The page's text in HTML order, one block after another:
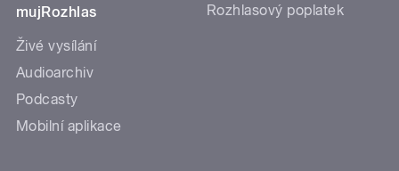
mujRozhlas
Živé vysílání
Audioarchiv
Podcasty
Mobilní aplikace
Rozhlasový poplatek